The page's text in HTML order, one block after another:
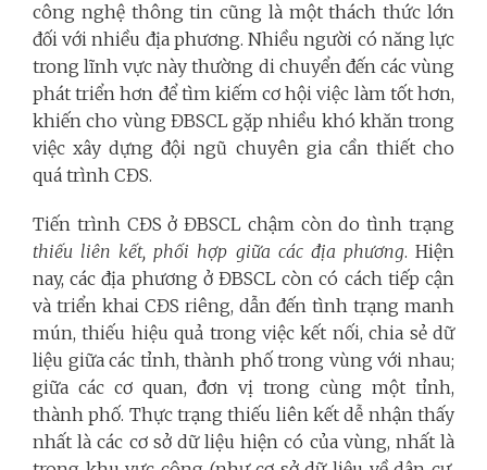
công nghệ thông tin cũng là một thách thức lớn
đối với nhiều địa phương. Nhiều người có năng lực
trong lĩnh vực này thường di chuyển đến các vùng
phát triển hơn để tìm kiếm cơ hội việc làm tốt hơn,
khiến cho vùng ĐBSCL gặp nhiều khó khăn trong
việc xây dựng đội ngũ chuyên gia cần thiết cho
quá trình CĐS.
Tiến trình CĐS ở ĐBSCL chậm còn do tình trạng
thiếu liên kết, phối hợp giữa các địa phương. Hiện
nay, các địa phương ở ĐBSCL còn có cách tiếp cận
và triển khai CĐS riêng, dẫn đến tình trạng manh
mún, thiếu hiệu quả trong việc kết nối, chia sẻ dữ
liệu giữa các tỉnh, thành phố trong vùng với nhau;
giữa các cơ quan, đơn vị trong cùng một tỉnh,
thành phố. Thực trạng thiếu liên kết dễ nhận thấy
nhất là các cơ sở dữ liệu hiện có của vùng, nhất là